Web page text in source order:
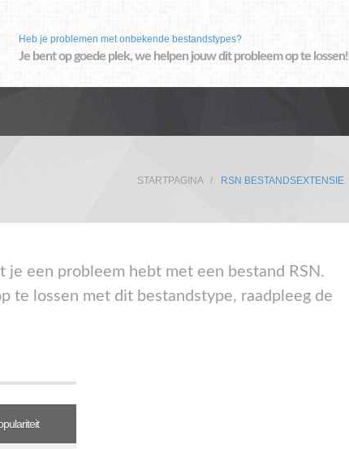
Heb je problemen met onbekende bestandstypes?
Je bent op goede plek, we helpen jouw dit probleem op te lossen!
STARTPAGINA RSN BESTANDSEXTENSIE
een probleem hebt met een bestand RSN.
te lossen met dit bestandstype, raadpleeg de